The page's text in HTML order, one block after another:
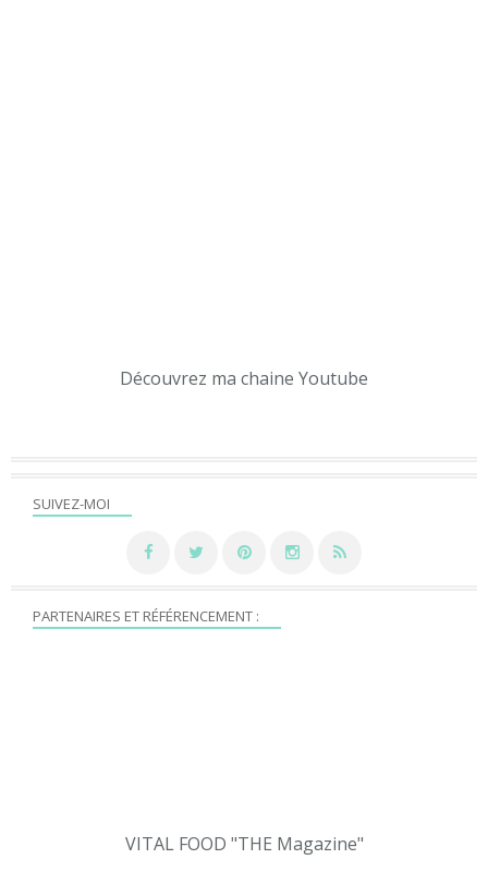
SUIVEZ-MOI
Découvrez ma chaine Youtube
PARTENAIRES ET RÉFÉRENCEMENT :
VITAL FOOD "THE Magazine"